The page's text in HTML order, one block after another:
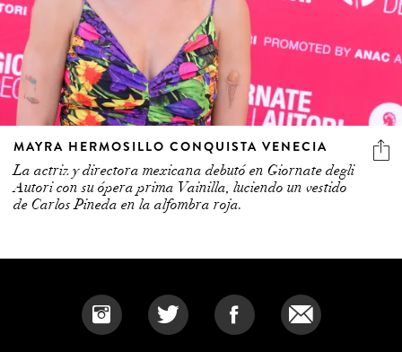
MAYRA HERMOSILLO CONQUISTA VENECIA
La actriz y directora mexicana debutó en Giornate degli
Autori con su ópera prima Vainilla, luciendo un vestido
de Carlos Pineda en la alfombra roja.